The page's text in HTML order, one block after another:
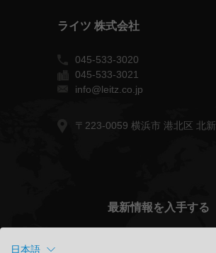
ライツ 株式会社
045-533-3020
045-533-3021
info@leitz.co.jp
〒223-0059 横浜市 港北区 北
最新情報を入手する
日本語